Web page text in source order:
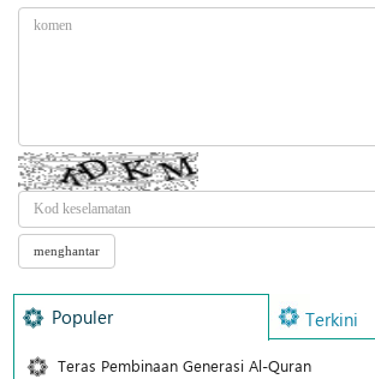
Populer Terkini
Teras Pembinaan Generasi Al-Quran